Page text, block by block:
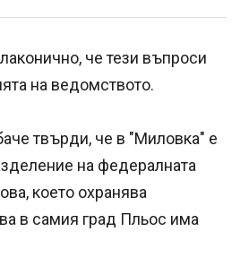
че тези въпроси
на ведомството.
твърди, че в "Миловка" е
на федералната
което охранява
в самия град Пльос има